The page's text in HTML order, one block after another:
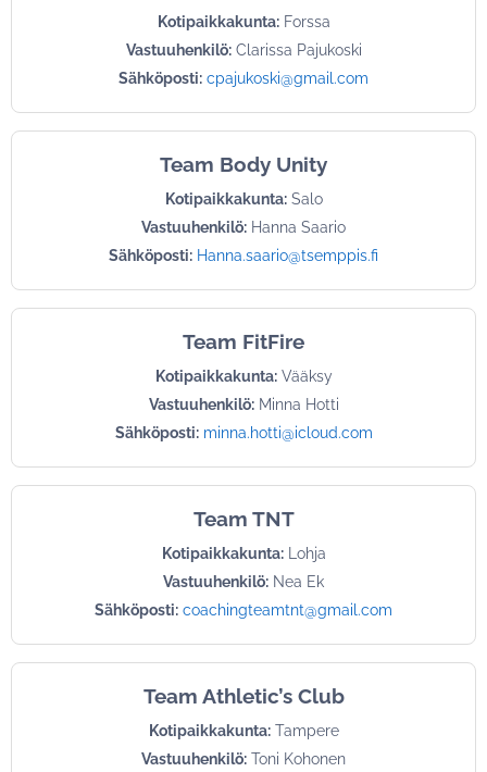
Kotipaikkakunta:Forssa
Vastuuhenkilö:Clarissa Pajukoski
Sähköposti: cpajukoski@gmail.com
Team Body Unity
Kotipaikkakunta:Salo
Vastuuhenkilö: Hanna Saario
Sähköposti: Hanna.saario@tsemppis.fi
Team FitFire
Kotipaikkakunta:Vääksy
Vastuuhenkilö:Minna Hotti
Sähköposti: minna.hotti@icloud.com
Team TNT
Kotipaikkakunta:Lohja
Vastuuhenkilö: Nea Ek
Sähköposti: coachingteamtnt@gmail.com
Team Athletic’s Club
Kotipaikkakunta:Tampere
Vastuuhenkilö: Toni Kohonen